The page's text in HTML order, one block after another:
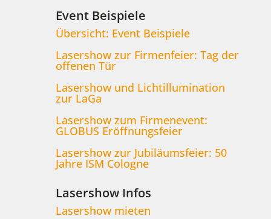
Event Beispiele
Übersicht: Event Beispiele
Lasershow zur Firmenfeier: Tag der
offenen Tür
Lasershow und Lichtillumination
zur LaGa
Lasershow zum Firmenevent:
GLOBUS Eröffnungsfeier
Lasershow zur Jubiläumsfeier: 50
Jahre ISM Cologne
Lasershow Infos
Lasershow mieten